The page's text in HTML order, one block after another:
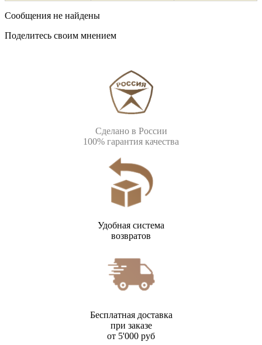
Сообщения не найдены
Поделитесь своим мнением
Сделано в России
100% гарантия качества
Удобная система
возвратов
Бесплатная доставка
при заказе
от 5'000 руб